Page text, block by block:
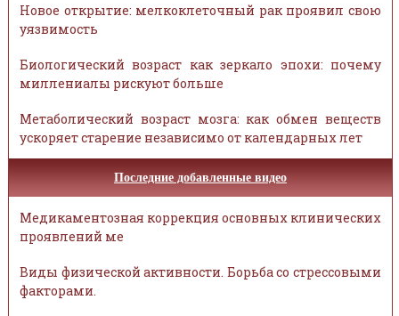
Новое открытие: мелкоклеточный рак проявил свою
уязвимость
Биологический возраст как зеркало эпохи: почему
миллениалы рискуют больше
Метаболический возраст мозга: как обмен веществ
ускоряет старение независимо от календарных лет
Последние добавленные видео
Медикаментозная коррекция основных клинических
проявлений ме
Виды физической активности. Борьба со стрессовыми
факторами.